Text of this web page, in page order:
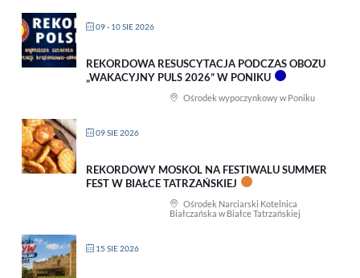
09 - 10 SIE 2026
REKORDOWA RESUSCYTACJA PODCZAS OBOZU
„WAKACYJNY PULS 2026” W PONIKU
Ośrodek wypoczynkowy w Poniku
09 SIE 2026
REKORDOWY MOSKOL NA FESTIWALU SUMMER
FEST W BIAŁCE TATRZAŃSKIEJ
Ośrodek Narciarski Kotelnica
Białczańska w Białce Tatrzańskiej
15 SIE 2026